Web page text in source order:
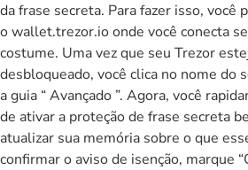
da frase secreta. Para fazer isso, você
owallet.trezor.ioonde você conecta
costume. Uma vez que seu Trezor
desbloqueado, você clica no nome do
a guia “Avançado ”. Agora, você
de ativar a proteção de frase secreta
atualizar sua memória sobre o que
confirmar o aviso de isenção, marque